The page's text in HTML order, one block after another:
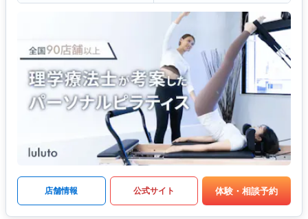
店舗情報 公式サイト 体験・相談予約